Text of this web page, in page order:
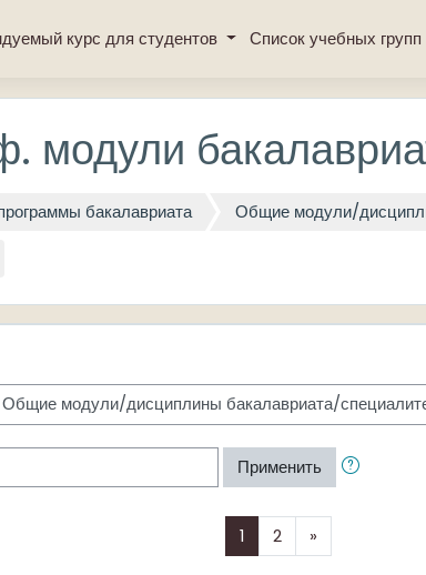
курс для студентов Список учебных групп
модули
бакалавриата
Общие модули/
Применить
1 (текущая)
2 »